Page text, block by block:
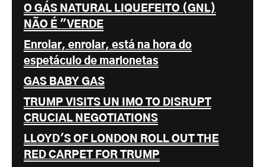
O GÁS NATURAL LIQUEFEITO (GNL)
NÃO É "VERDE
Enrolar, enrolar, está na hora do
espetáculo de marionetas
GAS BABY GAS
TRUMP VISITS UN IMO TO DISRUPT
CRUCIAL NEGOTIATIONS
LLOYD'S OF LONDON ROLL OUT THE
RED CARPET FOR TRUMP